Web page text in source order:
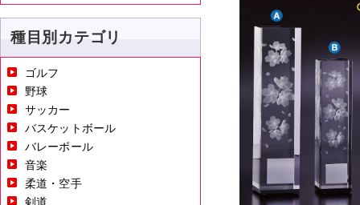
種目別カテゴリ
ゴルフ
野球
サッカー
バスケットボール
バレーボール
音楽
柔道・空手
剣道